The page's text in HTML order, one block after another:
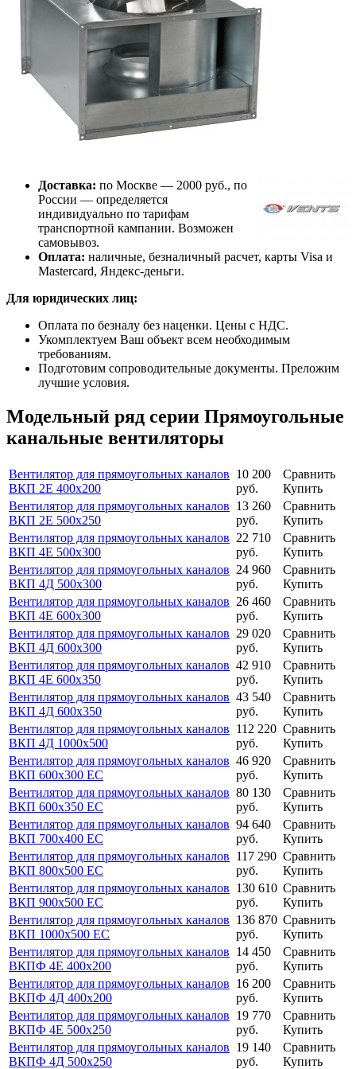
Доставка: по Москве — 2000 руб., по
России — определяется
индивидуально по тарифам
транспортной кампании. Возможен
самовывоз.
Оплата: наличные, безналичный расчет, карты Visa и
Mastercard, Яндекс-деньги.
Для юридических лиц:
Оплата по безналу без наценки. Цены с НДС.
Укомплектуем Ваш объект всем необходимым
требованиям.
Подготовим сопроводительные документы. Преложим
лучшие условия.
Модельный ряд серии Прямоугольные
канальные вентиляторы
Вентилятор для прямоугольных каналов
ВКП 2E 400х200
10 200
руб.
Сравнить
Купить
Вентилятор для прямоугольных каналов
ВКП 2E 500х250
13 260
руб.
Сравнить
Купить
Вентилятор для прямоугольных каналов
ВКП 4E 500х300
22 710
руб.
Сравнить
Купить
Вентилятор для прямоугольных каналов
ВКП 4Д 500х300
24 960
руб.
Сравнить
Купить
Вентилятор для прямоугольных каналов
ВКП 4E 600х300
26 460
руб.
Сравнить
Купить
Вентилятор для прямоугольных каналов
ВКП 4Д 600х300
29 020
руб.
Сравнить
Купить
Вентилятор для прямоугольных каналов
ВКП 4E 600х350
42 910
руб.
Сравнить
Купить
Вентилятор для прямоугольных каналов
ВКП 4Д 600х350
43 540
руб.
Сравнить
Купить
Вентилятор для прямоугольных каналов
ВКП 4Д 1000х500
112 220
руб.
Сравнить
Купить
Вентилятор для прямоугольных каналов
ВКП 600х300 ЕС
46 920
руб.
Сравнить
Купить
Вентилятор для прямоугольных каналов
ВКП 600х350 ЕС
80 130
руб.
Сравнить
Купить
Вентилятор для прямоугольных каналов
ВКП 700х400 ЕС
94 640
руб.
Сравнить
Купить
Вентилятор для прямоугольных каналов
ВКП 800х500 ЕС
117 290
руб.
Сравнить
Купить
Вентилятор для прямоугольных каналов
ВКП 900х500 ЕС
130 610
руб.
Сравнить
Купить
Вентилятор для прямоугольных каналов
ВКП 1000х500 ЕС
136 870
руб.
Сравнить
Купить
Вентилятор для прямоугольных каналов
ВКПФ 4Е 400х200
14 450
руб.
Сравнить
Купить
Вентилятор для прямоугольных каналов
ВКПФ 4Д 400х200
16 200
руб.
Сравнить
Купить
Вентилятор для прямоугольных каналов
ВКПФ 4Е 500х250
19 770
руб.
Сравнить
Купить
Вентилятор для прямоугольных каналов
ВКПФ 4Д 500х250
19 140
руб.
Сравнить
Купить